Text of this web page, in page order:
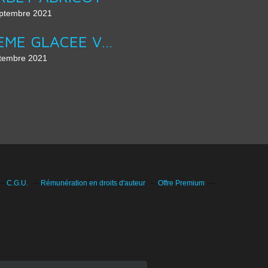
2021
CREME GLACEE VANILLE SANS ŒUF DE CHRISTOPHE FELDER
2021
C.G.U. Rémunération en droits d'auteur
Offre Premium